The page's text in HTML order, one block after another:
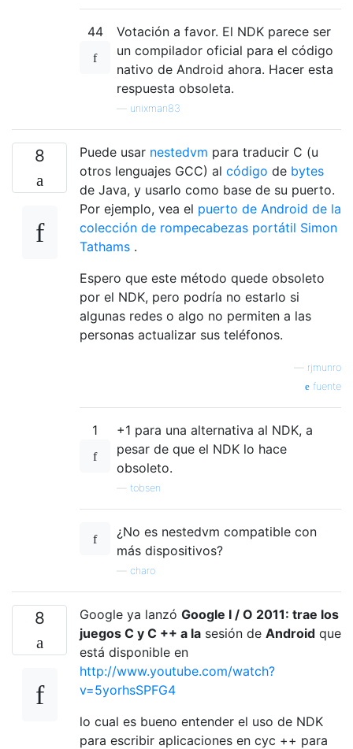
44
Votación a favor. El NDK parece ser
un compilador oficial para el código
nativo de Android ahora. Hacer esta
respuesta obsoleta.
unixman83
8 Puede usar nestedvm para traducir C (u
otros lenguajes GCC) al código de bytes
de Java, y usarlo como base de su puerto.
Por ejemplo, vea el puerto de Android de la
colección de rompecabezas portátil Simon
Tathams .
Espero que este método quede obsoleto
por el NDK, pero podría no estarlo si
algunas redes o algo no permiten a las
personas actualizar sus teléfonos.
rjmunro
fuente
1
+1 para una alternativa al NDK, a
pesar de que el NDK lo hace
obsoleto.
tobsen
¿No es nestedvm compatible con
más dispositivos?
charo
8 Google ya lanzó Google I / O 2011: trae los
juegos C y C ++ a la sesión de Android que
está disponible en
http://www.youtube.com/watch?
v=5yorhsSPFG4
lo cual es bueno entender el uso de NDK
para escribir aplicaciones en cyc ++ para